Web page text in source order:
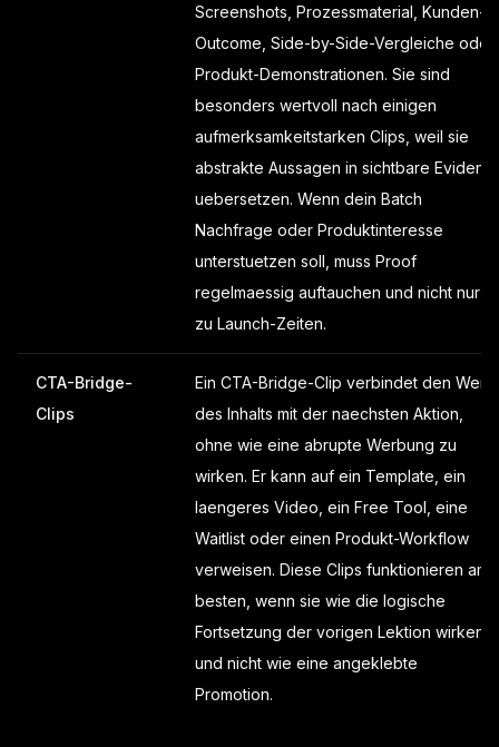
Screenshots, Prozessmaterial, Kunden-
Outcome, Side-by-Side-Vergleiche oder
Produkt-Demonstrationen. Sie sind
besonders wertvoll nach einigen
aufmerksamkeitstarken Clips, weil sie
abstrakte Aussagen in sichtbare Evidenz
uebersetzen. Wenn dein Batch
Nachfrage oder Produktinteresse
unterstuetzen soll, muss Proof
regelmaessig auftauchen und nicht nur
zu Launch-Zeiten.
CTA-Bridge-
Clips
Ein CTA-Bridge-Clip verbindet den Wert
des Inhalts mit der naechsten Aktion,
ohne wie eine abrupte Werbung zu
wirken. Er kann auf ein Template, ein
laengeres Video, ein Free Tool, eine
Waitlist oder einen Produkt-Workflow
verweisen. Diese Clips funktionieren am
besten, wenn sie wie die logische
Fortsetzung der vorigen Lektion wirken
und nicht wie eine angeklebte
Promotion.